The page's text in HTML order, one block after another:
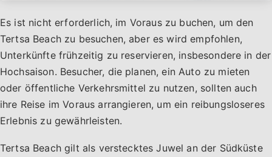
Es ist nicht erforderlich, im Voraus zu buchen, um den
Tertsa Beach zu besuchen, aber es wird empfohlen,
Unterkünfte frühzeitig zu reservieren, insbesondere in der
Hochsaison. Besucher, die planen, ein Auto zu mieten
oder öffentliche Verkehrsmittel zu nutzen, sollten auch
ihre Reise im Voraus arrangieren, um ein reibungsloseres
Erlebnis zu gewährleisten.
Tertsa Beach gilt als verstecktes Juwel an der Südküste